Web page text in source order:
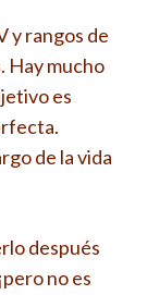
y rangos de
Hay mucho
es
de la vida
después
no es